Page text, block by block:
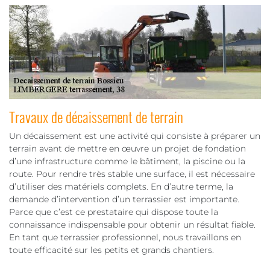
Travaux de décaissement de terrain
Un décaissement est une activité qui consiste à préparer un
terrain avant de mettre en œuvre un projet de fondation
d’une infrastructure comme le bâtiment, la piscine ou la
route. Pour rendre très stable une surface, il est nécessaire
d’utiliser des matériels complets. En d’autre terme, la
demande d’intervention d’un terrassier est importante.
Parce que c’est ce prestataire qui dispose toute la
connaissance indispensable pour obtenir un résultat fiable.
En tant que terrassier professionnel, nous travaillons en
toute efficacité sur les petits et grands chantiers.